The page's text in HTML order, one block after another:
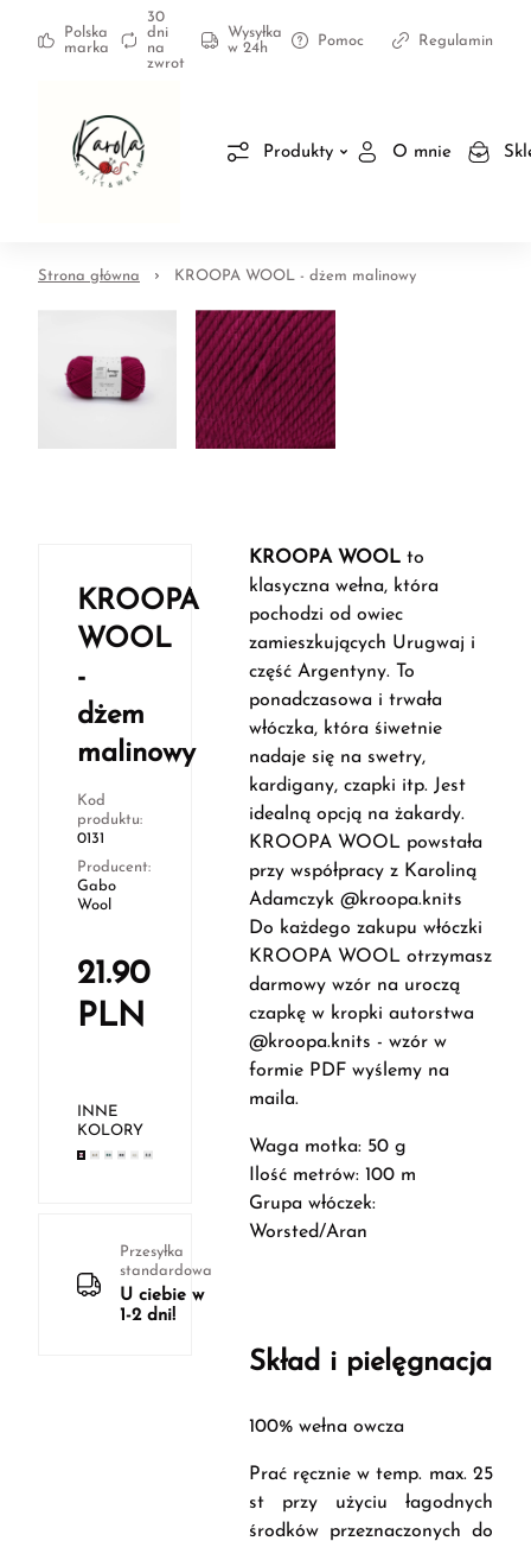
Polska
marka
30
dni
na
zwrot
Wysyłka
w 24h
Pomoc Regulamin
Produkty O mnie
Strona główna KROOPA WOOL - dżem malinowy
KROOPA
WOOL
-
dżem
malinowy
Kod
produktu:
0131
Producent:
Gabo
Wool
21.90
PLN
INNE
KOLORY
Przesyłka
standardowa
U ciebie w
1-2 dni!
KROOPA WOOLto
klasyczna wełna, która
pochodzi od owiec
zamieszkujących Urugwaj i
część Argentyny. To
ponadczasowa i trwała
włóczka, która śiwetnie
nadaje się na swetry,
kardigany, czapki itp. Jest
idealną opcją na żakardy.
KROOPA WOOL powstała
przy współpracy z Karoliną
Adamczyk @kroopa.knits
Do każdego zakupu włóczki
KROOPA WOOL otrzymasz
darmowy wzór na uroczą
czapkę w kropki autorstwa
@kroopa.knits - wzór w
formie PDF wyślemy na
maila.
Waga motka: 50 g
Ilość metrów: 100 m
Grupa włóczek:
Worsted/Aran
Skład i pielęgnacja
100% wełna owcza
Prać ręcznie w temp. max. 25
st przy użyciu łagodnych
środków przeznaczonych do